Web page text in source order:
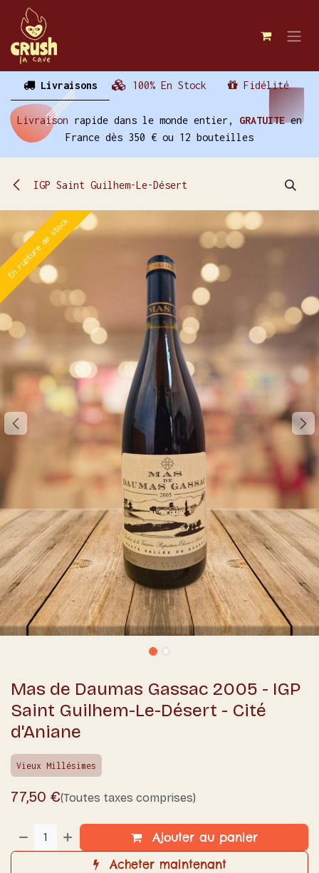
Se rendre au contenu
Livraisons 100% En Stock Fidélité
Livraison rapide dans le monde entier, GRATUITEen
France dès 350 € ou 12 bouteilles
IGP Saint Guilhem-Le-Désert
En rupture de stock
En rupture de stock
Mas de Daumas Gassac 2005 - IGP
Saint Guilhem-Le-Désert - Cité
d'Aniane
Vieux Millésimes
77,50 €(Toutes taxes comprises)
Ajouter au panier
Acheter maintenant